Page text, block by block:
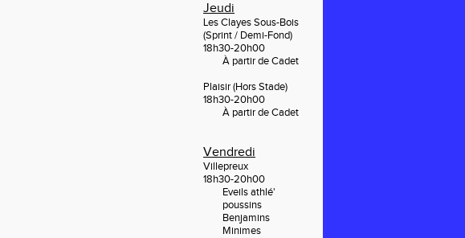
Jeudi
Les Clayes Sous-Bois
(Sprint / Demi-Fond)
18h30-20h00
À partir de Cadet
Plaisir(Hors Stade)
18h30-20h00
À partir de Cadet
Vendredi
Villepreux
18h30-20h00
Eveils athlé'
poussins
Benjamins
Minimes